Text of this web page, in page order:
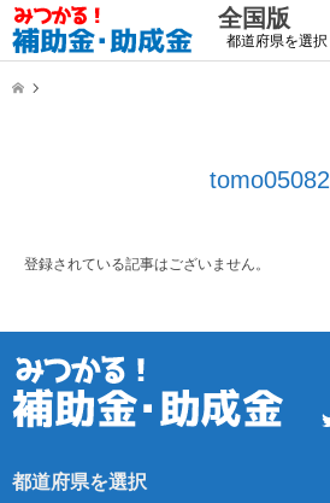
全国版
tomo05082
登録されている記事はございません。
TwitterFacebookRSS